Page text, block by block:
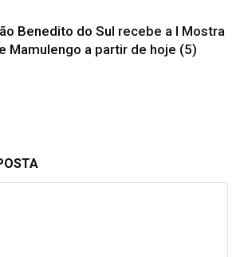
Benedito do Sul recebe a I Mostra
Mamulengo a partir de hoje (5)